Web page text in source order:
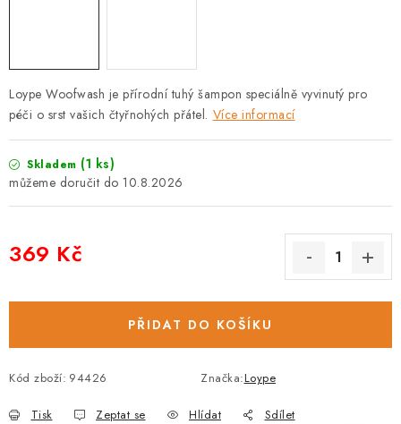
FAQ
Loype Woofwash je přírodní tuhý šampon speciálně vyvinutý pro
péči o srst vašich čtyřnohých přátel. Více informací
Skladem (1 ks)
10.8.2026
369 Kč
PŘIDAT DO KOŠÍKU
Kód zboží: 94426 Značka:Loype
Tisk Zeptat se Hlídat Sdílet